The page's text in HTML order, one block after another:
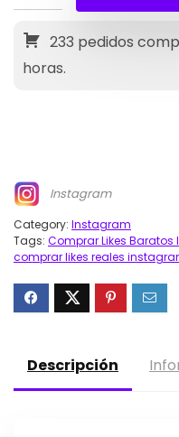
233 pedidos
horas.
Instagram
Category: Instagram
Tags: Comprar Likes
comprar likes reales
Descripción